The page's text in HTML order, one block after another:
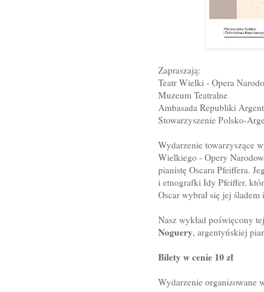
Zapraszają:
Teatr Wielki - Opera
Muzeum Teatralne
Ambasada Republiki
Stowarzyszenie Polsko-
Wydarzenie towarzyszące
Wielkiego - Opery
pianistę Oscara Pfeiffera.
i etnografki Idy Pfeiffer,
Oscar wybrał się jej
Nasz wykład poświęcony
Noguery, argentyńskiej
Bilety w cenie 10 zł
Wydarzenie organizowane